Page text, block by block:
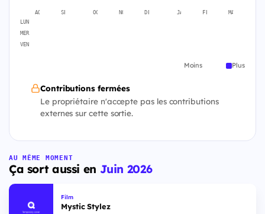
AOÛT SEPT. OCT. NOV. DÉC. JANV. FÉVR. MARS
LUN
MER
VEN
Moins Plus
Contributions fermées
Le propriétaire n'accepte pas les contributions
externes sur cette sortie.
AU MÊME MOMENT
Ça sort aussi en Juin 2026
Film
Mystic Stylez